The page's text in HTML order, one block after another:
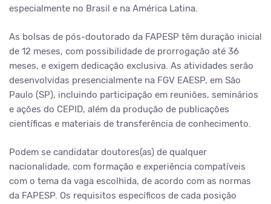
especialmente no Brasil e na América Latina.
As bolsas de pós-doutorado da FAPESP têm duração inicial
de 12 meses, com possibilidade de prorrogação até 36
meses, e exigem dedicação exclusiva. As atividades serão
desenvolvidas presencialmente na FGV EAESP, em São
Paulo (SP), incluindo participação em reuniões, seminários
e ações do CEPID, além da produção de publicações
científicas e materiais de transferência de conhecimento.
Podem se candidatar doutores(as) de qualquer
nacionalidade, com formação e experiência compatíveis
com o tema da vaga escolhida, de acordo com as normas
da FAPESP. Os requisitos específicos de cada posição